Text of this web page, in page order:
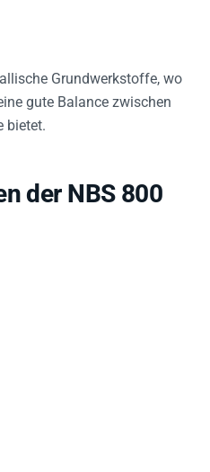
Grundwerkstoffe, wo
gute Balance zwischen
bietet.
der NBS 800